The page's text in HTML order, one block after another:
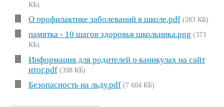
КБ)
О профилактике заболеваний в школе.pdf (283 КБ)
памятка - 10 шагов здоровья школьника.png (373
КБ)
Информация для родителей о каникулах на сайт
итог.pdf (398 КБ)
Безопасность на льду.pdf (7 604 КБ)